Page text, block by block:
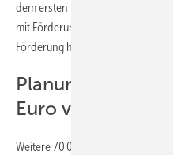
dem ersten Förderstopp auf EH
mit Förderung bauen zu können.
Förderung halbiert und auf 1 Mrd.
Euro verloren
Weitere 70 000 Wohnungen